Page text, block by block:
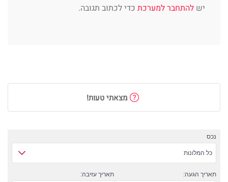
יש להתחבר למערכת כדי לכתוב תגובה.
מצאתי טעות!
נכס
כל המלונות
תאריך הגעה: תאריך עזיבה: